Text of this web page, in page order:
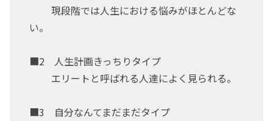
現段階では人生における悩みがほとんどな
い。
■2 人生計画きっちりタイプ
エリートと呼ばれる人達によく見られる。
■3 自分なんてまだまだタイプ